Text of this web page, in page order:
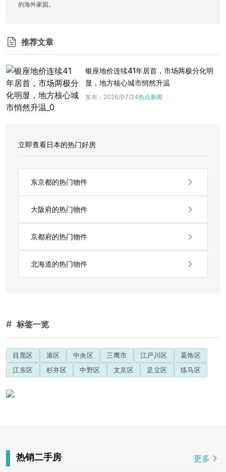
的海外家园。
推荐文章
银座地价连续41年居首，市场两极分化明
显，地方核心城市悄然升温
发布 ： 2026/07/24热点新闻
立即查看日本的热门好房
东京都的热门物件
大阪府的热门物件
京都府的热门物件
北海道的热门物件
# 标签一览
目黒区 港区 中央区 三鹰市 江戸川区
葛饰区
江东区
杉并区 中野区 文京区 足立区 练马区
热销二手房 更多